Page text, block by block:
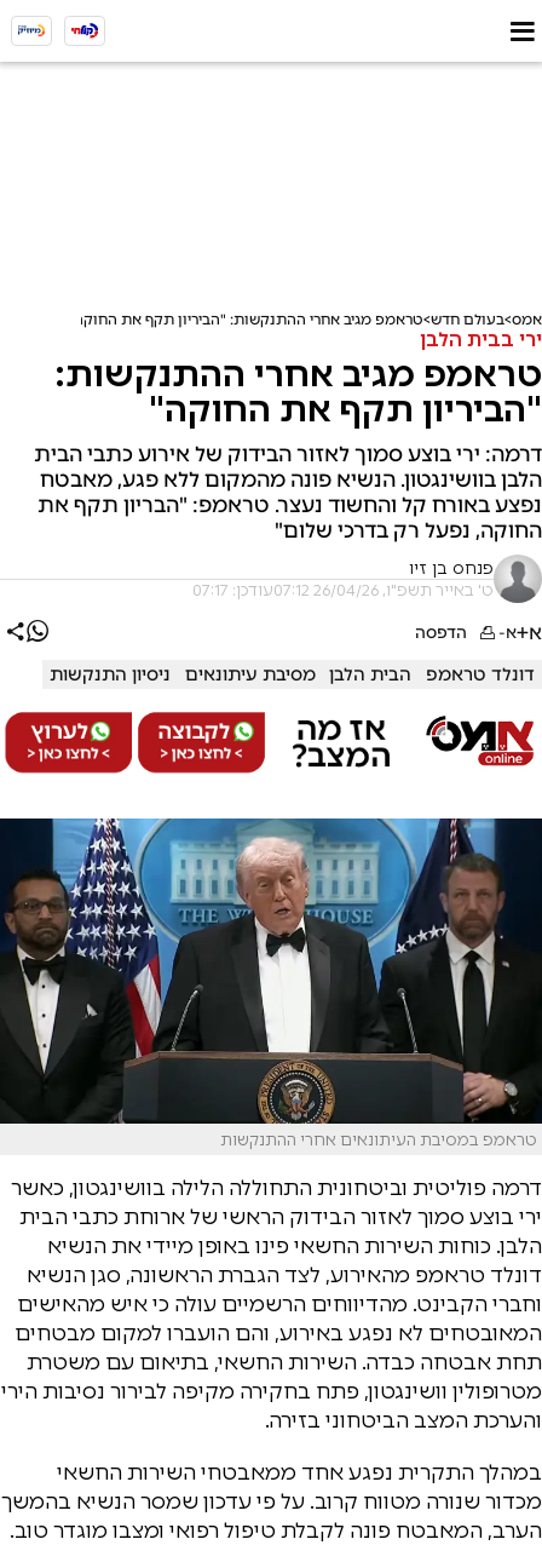
אמס בעולם חדש טראמפ מגיב אחרי ההתנקשות: "הביריון תקף את החוקה"
ירי בבית הלבן
טראמפ מגיב אחרי ההתנקשות:
"הביריון תקף את החוקה"
דרמה: ירי בוצע סמוך לאזור הבידוק של אירוע כתבי הבית
הלבן בוושינגטון. הנשיא פונה מהמקום ללא פגע, מאבטח
נפצע באורח קל והחשוד נעצר. טראמפ: "הבריון תקף את
החוקה, נפעל רק בדרכי שלום"
פנחס בן זיו
ט' באייר תשפ"ו, 26/04/26 07:12 עודכן: 07:17
א+א- הדפסה
דונלד טראמפ הבית הלבן מסיבת עיתונאים ניסיון התנקשות
טראמפ במסיבת העיתונאים אחרי ההתנקשות
דרמה פוליטית וביטחונית התחוללה הלילה בוושינגטון, כאשר
ירי בוצע סמוך לאזור הבידוק הראשי של ארוחת כתבי הבית
הלבן. כוחות השירות החשאי פינו באופן מיידי את הנשיא
דונלד טראמפ מהאירוע, לצד הגברת הראשונה, סגן הנשיא
וחברי הקבינט. מהדיווחים הרשמיים עולה כי איש מהאישים
המאובטחים לא נפגע באירוע, והם הועברו למקום מבטחים
תחת אבטחה כבדה. השירות החשאי, בתיאום עם משטרת
מטרופולין וושינגטון, פתח בחקירה מקיפה לבירור נסיבות הירי
והערכת המצב הביטחוני בזירה.
במהלך התקרית נפגע אחד ממאבטחי השירות החשאי
מכדור שנורה מטווח קרוב. על פי עדכון שמסר הנשיא בהמשך
הערב, המאבטח פונה לקבלת טיפול רפואי ומצבו מוגדר טוב.